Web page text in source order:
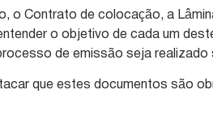
o Contrato de colocação, a
o objetivo de cada um
de emissão seja realizado
que estes documentos são